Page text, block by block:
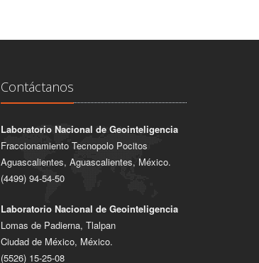
Contáctanos
Laboratorio Nacional de Geointeligencia
Fraccionamiento Tecnopolo Pocitos
Aguascalientes, Aguascalientes, México.
(4499) 94-54-50
Laboratorio Nacional de Geointeligencia
Lomas de Padierna, Tlalpan
Ciudad de México, México.
(5526) 15-25-08